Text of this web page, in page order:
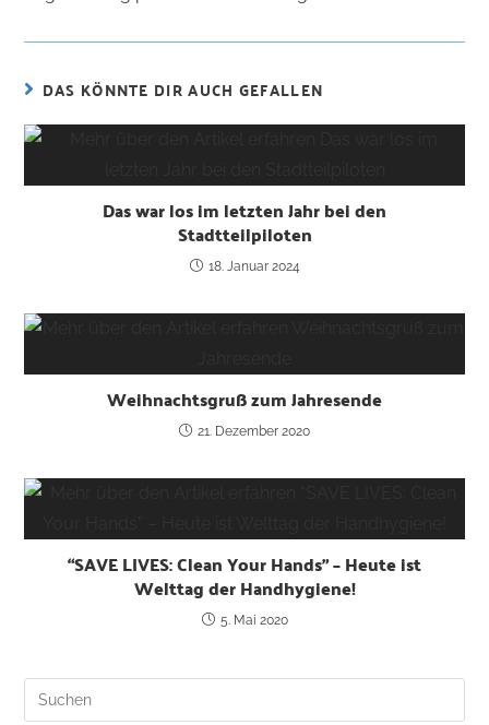
DAS KÖNNTE DIR AUCH GEFALLEN
Das war los im letzten Jahr bei den
Stadtteilpiloten
18. Januar 2024
Weihnachtsgruß zum Jahresende
21. Dezember 2020
“SAVE LIVES: Clean Your Hands” – Heute ist
Welttag der Handhygiene!
5. Mai 2020